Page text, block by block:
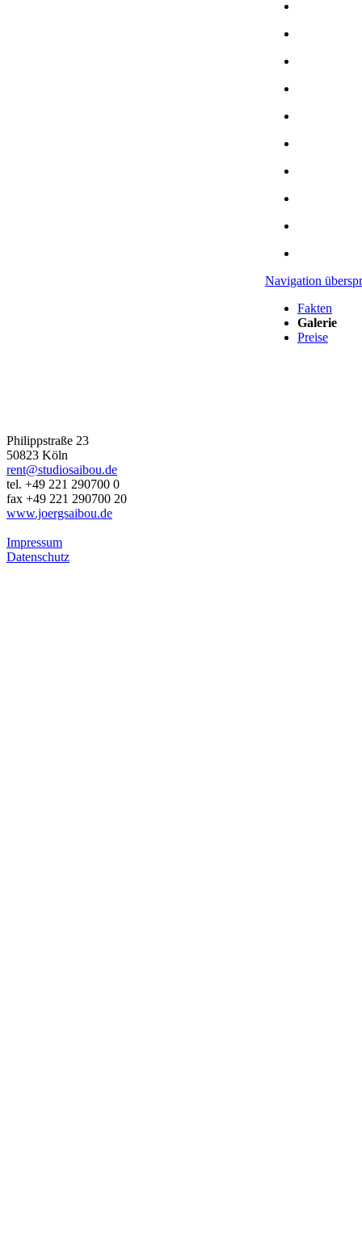
Navigation
Fakten
Galerie
Preise
Philippstraße 23
50823 Köln
rent@studiosaibou.de
tel. +49 221 290700 0
fax +49 221 290700 20
www.joergsaibou.de
Impressum
Datenschutz